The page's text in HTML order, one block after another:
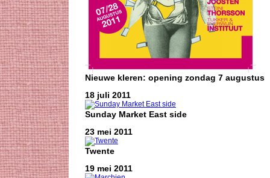
Nieuwe kleren: opening zondag 7 augustus
18 juli 2011
Sunday Market East side
23 mei 2011
Twente
19 mei 2011